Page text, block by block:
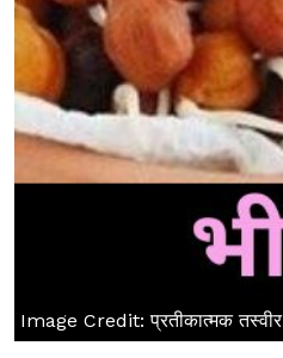
Image Credit: प्रतीकात्मक तस्वीर